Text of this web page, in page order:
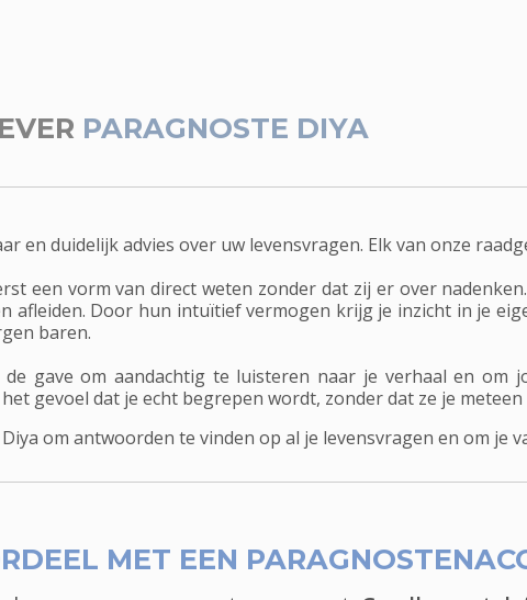
PARAGNOSTE DIYA
en duidelijk advies over uw levensvragen. Elk van onze
een vorm van direct weten zonder dat zij er over
afleiden. Door hun intuïtief vermogen krijg je inzicht in je
baren.
gave om aandachtig te luisteren naar je verhaal en
gevoel dat je echt begrepen wordt, zonder dat ze je
om antwoorden te vinden op al je levensvragen en om je
MET EEN